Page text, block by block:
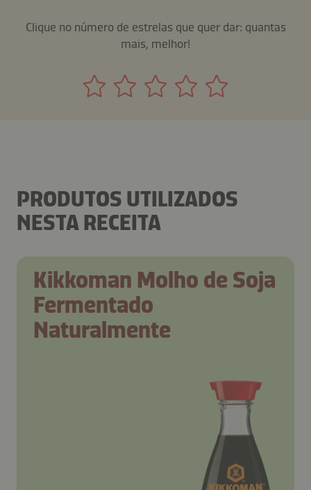
Clique no número de estrelas que quer dar: quantas
mais, melhor!
PRODUTOS UTILIZADOS
NESTA RECEITA
Kikkoman Molho de Soja
Fermentado
Naturalmente